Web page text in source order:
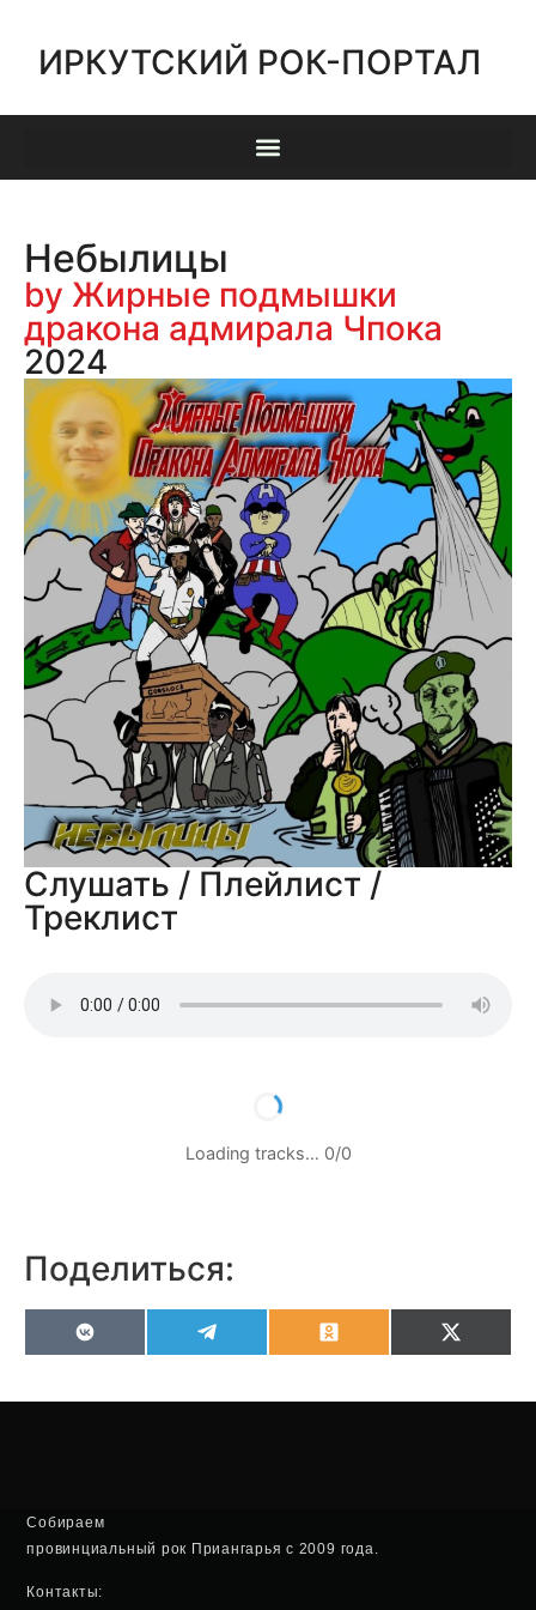
ИРКУТСКИЙ РОК-ПОРТАЛ
Небылицы
by Жирные подмышки
дракона адмирала Чпока
2024
Слушать / Плейлист /
Треклист
Loading tracks… 0/0
Поделиться:
VK OdnoklassnikiX
Собираем
провинциальный рок Приангарья с 2009 года.
Контакты: